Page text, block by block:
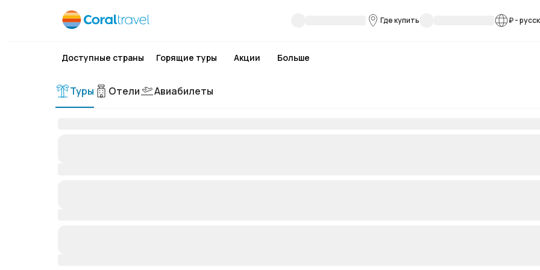
Где купить ₽-
Доступные страны Горящие туры Акции Больше
Туры Отели Авиабилеты